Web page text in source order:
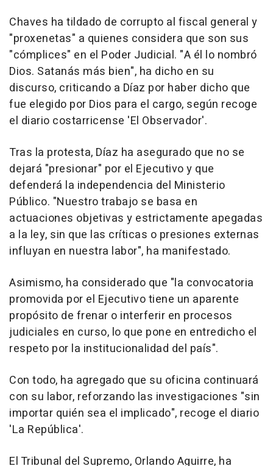
Chaves ha tildado de corrupto al fiscal general y
"proxenetas" a quienes considera que son sus
"cómplices" en el Poder Judicial. "A él lo nombró
Dios. Satanás más bien", ha dicho en su
discurso, criticando a Díaz por haber dicho que
fue elegido por Dios para el cargo, según recoge
el diario costarricense 'El Observador'.
Tras la protesta, Díaz ha asegurado que no se
dejará "presionar" por el Ejecutivo y que
defenderá la independencia del Ministerio
Público. "Nuestro trabajo se basa en
actuaciones objetivas y estrictamente apegadas
a la ley, sin que las críticas o presiones externas
influyan en nuestra labor", ha manifestado.
Asimismo, ha considerado que "la convocatoria
promovida por el Ejecutivo tiene un aparente
propósito de frenar o interferir en procesos
judiciales en curso, lo que pone en entredicho el
respeto por la institucionalidad del país".
Con todo, ha agregado que su oficina continuará
con su labor, reforzando las investigaciones "sin
importar quién sea el implicado", recoge el diario
'La República'.
El Tribunal del Supremo, Orlando Aguirre, ha